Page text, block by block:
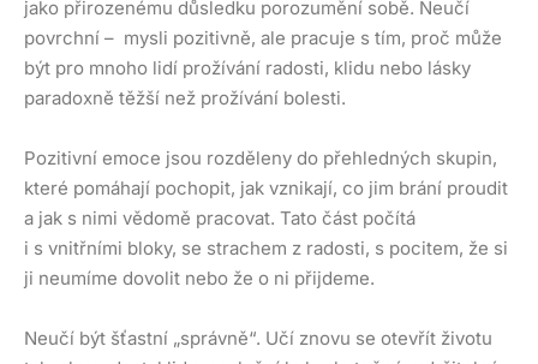
jako přirozenému důsledku porozumění sobě. Neučí
povrchní – mysli pozitivně, ale pracuje s tím, proč může
být pro mnoho lidí prožívání radosti, klidu nebo lásky
paradoxně těžší než prožívání bolesti.
Pozitivní emoce jsou rozděleny do přehledných skupin,
které pomáhají pochopit, jak vznikají, co jim brání proudit
a jak s nimi vědomě pracovat. Tato část počítá
i s vnitřními bloky, se strachem z radosti, s pocitem, že si
ji neumíme dovolit nebo že o ni přijdeme.
Neučí být šťastní „správně“. Učí znovu se otevřít životu